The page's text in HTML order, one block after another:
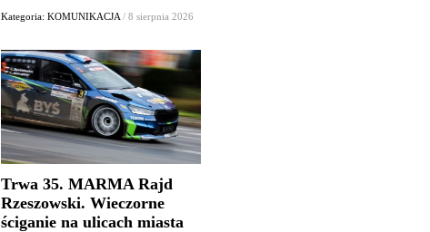
Kategoria: KOMUNIKACJA / 8 sierpnia 2026
Trwa 35. MARMA Rajd
Rzeszowski. Wieczorne
ściganie na ulicach miasta